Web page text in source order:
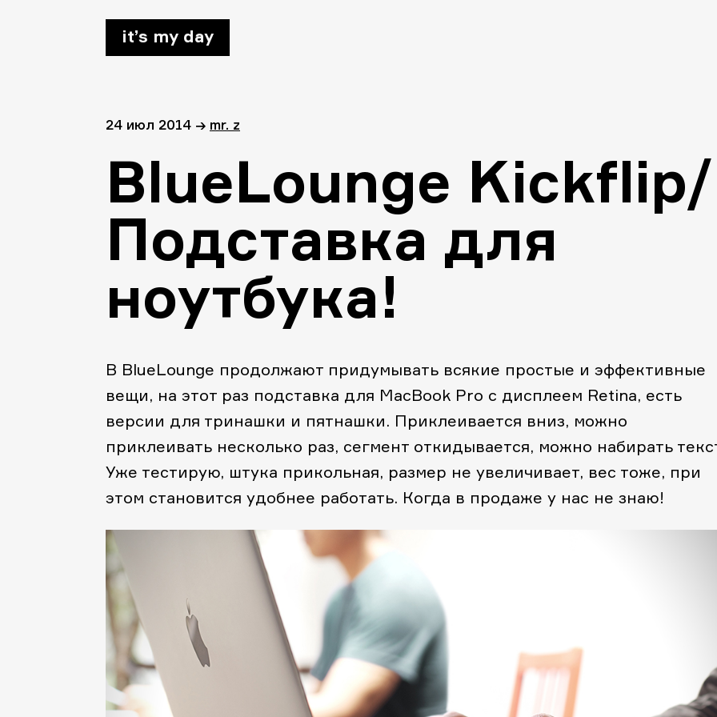
it’s my day
24 июл 2014 → mr. z
BlueLounge Kickflip/
Подставка для
ноутбука!
В BlueLounge продолжают придумывать всякие простые и эффективные
вещи, на этот раз подставка для MacBook Pro с дисплеем Retina, есть
версии для тринашки и пятнашки. Приклеивается вниз, можно
приклеивать несколько раз, сегмент откидывается, можно набирать
Уже тестирую, штука прикольная, размер не увеличивает, вес тоже, при
этом становится удобнее работать. Когда в продаже у нас не знаю!